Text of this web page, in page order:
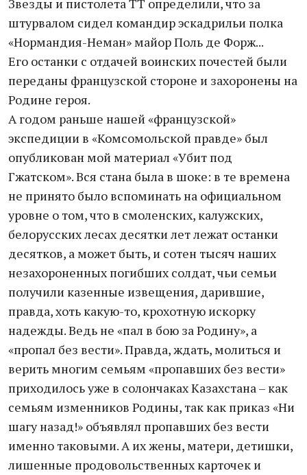
Звезды и пистолета ТТ определили, что за
штурвалом сидел командир эскадрильи полка
«Нормандия-Неман» майор Поль де Форж...
Его останки с отдачей воинских почестей были
переданы французской стороне и захоронены на
Родине героя.
А годом раньше нашей «французской»
экспедиции в «Комсомольской правде» был
опубликован мой материал «Убит под
Гжатском». Вся стана была в шоке: в те времена
не принято было вспоминать на официальном
уровне о том, что в смоленских, калужских,
белорусских лесах десятки лет лежат останки
десятков, а может быть, и сотен тысяч наших
незахороненных погибших солдат, чьи семьи
получили казенные извещения, дарившие,
правда, хоть какую-то, крохотную искорку
надежды. Ведь не «пал в бою за Родину», а
«пропал без вести». Правда, ждать, молиться и
верить многим семьям «пропавших без вести»
приходилось уже в солончаках Казахстана – как
семьям изменников Родины, так как приказ «Ни
шагу назад!» объявлял пропавших без вести
именно таковыми. А их жены, матери, детишки,
лишенные продовольственных карточек и